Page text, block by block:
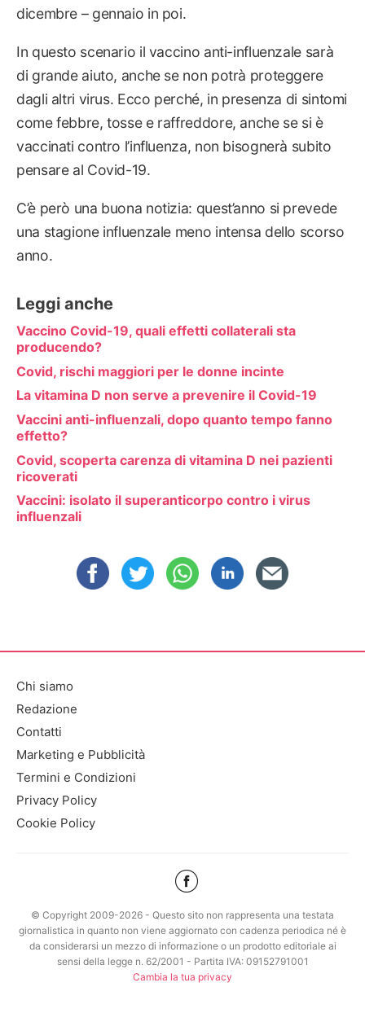
dicembre – gennaio in poi.
In questo scenario il vaccino anti-influenzale sarà
di grande aiuto, anche se non potrà proteggere
dagli altri virus. Ecco perché, in presenza di sintomi
come febbre, tosse e raffreddore, anche se si è
vaccinati contro l’influenza, non bisognerà subito
pensare al Covid-19.
C’è però una buona notizia: quest’anno si prevede
una stagione influenzale meno intensa dello scorso
anno.
Leggi anche
Vaccino Covid-19, quali effetti collaterali sta
producendo?
Covid, rischi maggiori per le donne incinte
La vitamina D non serve a prevenire il Covid-19
Vaccini anti-influenzali, dopo quanto tempo fanno
effetto?
Covid, scoperta carenza di vitamina D nei pazienti
ricoverati
Vaccini: isolato il superanticorpo contro i virus
influenzali
Chi siamo
Redazione
Contatti
Marketing e Pubblicità
Termini e Condizioni
Privacy Policy
Cookie Policy
© Copyright 2009-2026 - Questo sito non rappresenta una testata
giornalistica in quanto non viene aggiornato con cadenza periodica né è
da considerarsi un mezzo di informazione o un prodotto editoriale ai
sensi della legge n. 62/2001 - Partita IVA: 09152791001
Cambia la tua privacy